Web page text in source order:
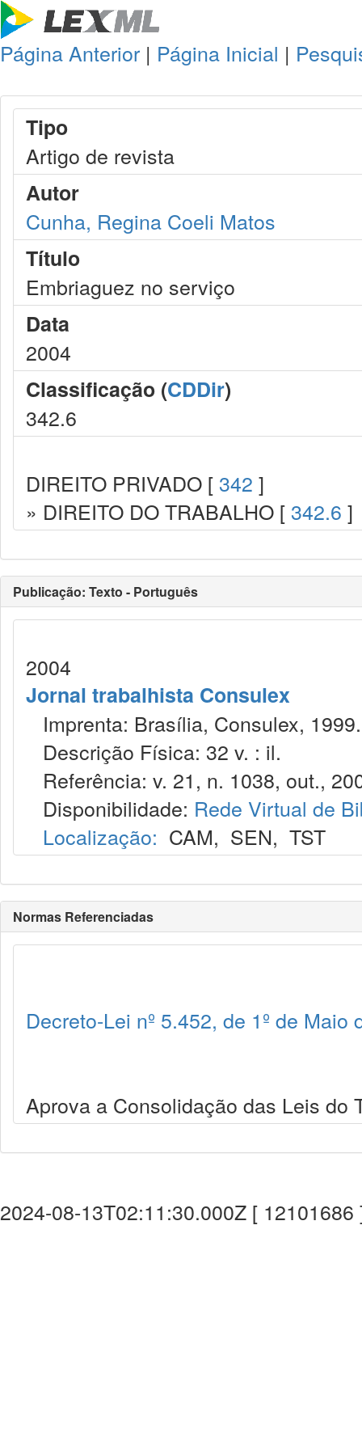
Página Anterior | Página Inicial |
Tipo
Artigo de revista
Autor
Cunha, Regina Coeli Matos
Título
Embriaguez no serviço
Data
2004
Classificação (CDDir)
342.6
DIREITO PRIVADO [ 342 ]
» DIREITO DO TRABALHO [ 342.6 ]
Publicação: Texto - Português
2004
Jornal trabalhista Consulex
Imprenta: Brasília, Consulex, 1999.
Descrição Física: 32 v. : il.
Referência: v. 21, n. 1038, out.,
Disponibilidade: Rede Virtual de
Localização: CAM, SEN, TST
Normas Referenciadas
Decreto-Lei nº 5.452, de 1º de Maio
Aprova a Consolidação das Leis do
2024-08-13T02:11:30.000Z [ 12101686